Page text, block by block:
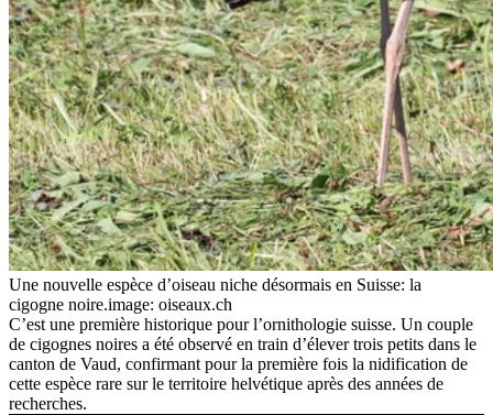
Une nouvelle espèce d’oiseau niche désormais en Suisse: la
cigogne noire.image: oiseaux.ch
C’est une première historique pour l’ornithologie suisse. Un couple
de cigognes noires a été observé en train d’élever trois petits dans le
canton de Vaud, confirmant pour la première fois la nidification de
cette espèce rare sur le territoire helvétique après des années de
recherches.